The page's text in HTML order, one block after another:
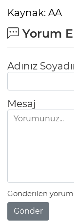
Kaynak: AA
Yorum
Adınız
Mesaj
Gönderilen
Gönder